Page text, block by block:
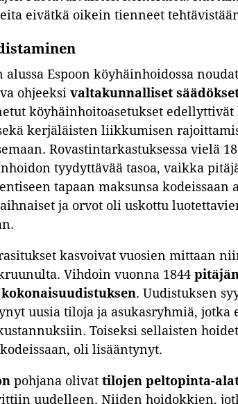
eivätkä oikein tienneet
alussa Espoon köyhäinhoidossa
ohjeeksi valtakunnalliset
köyhäinhoitoasetukset
kerjäläisten liikkumisen
Rovastintarkastuksessa vielä
tyydyttävää tasoa, vaikka
tapaan maksunsa
ja orvot oli uskottu
kasvoivat vuosien mittaan
Vihdoin vuonna 1844
. Uudistuksen
uusia tiloja ja asukasryhmiä, jotka
Toiseksi sellaisten
oli lisääntynyt.
pohjana olivat tilojen peltopinta-
uudelleen. Niiden hoidokkien,